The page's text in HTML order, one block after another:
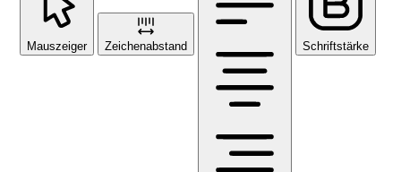
Mauszeiger Zeichenabstand Schriftstärke